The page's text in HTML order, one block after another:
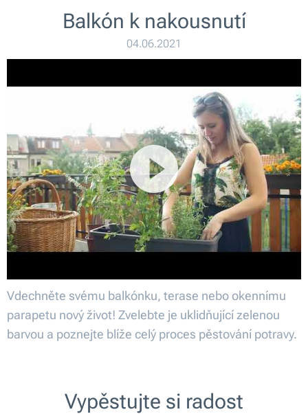
Balkón k nakousnutí
04.06.2021
Vdechněte svému balkónku, terase nebo okennímu
parapetu nový život! Zvelebte je uklidňující zelenou
barvou a poznejte blíže celý proces pěstování potravy.
Vypěstujte si radost